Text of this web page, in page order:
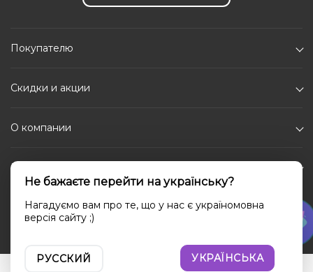
Покупателю
Скидки и акции
О компании
Каталог
Социальные сети
Не бажаєте перейти на українську?
Нагадуємо вам про те, що у нас є україномовна
версія сайту ;)
РУССКИЙ УКРАЇНСЬКА